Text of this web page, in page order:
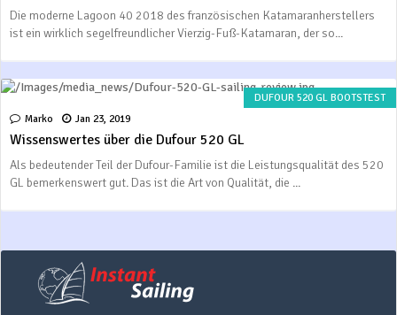
Die moderne Lagoon 40 2018 des französischen Katamaranherstellers
ist ein wirklich segelfreundlicher Vierzig-Fuß-Katamaran, der so...
DUFOUR 520 GL BOOTSTEST
Marko
Jan 23, 2019
Wissenswertes über die Dufour 520 GL
Als bedeutender Teil der Dufour-Familie ist die Leistungsqualität des 520
GL bemerkenswert gut. Das ist die Art von Qualität, die ...